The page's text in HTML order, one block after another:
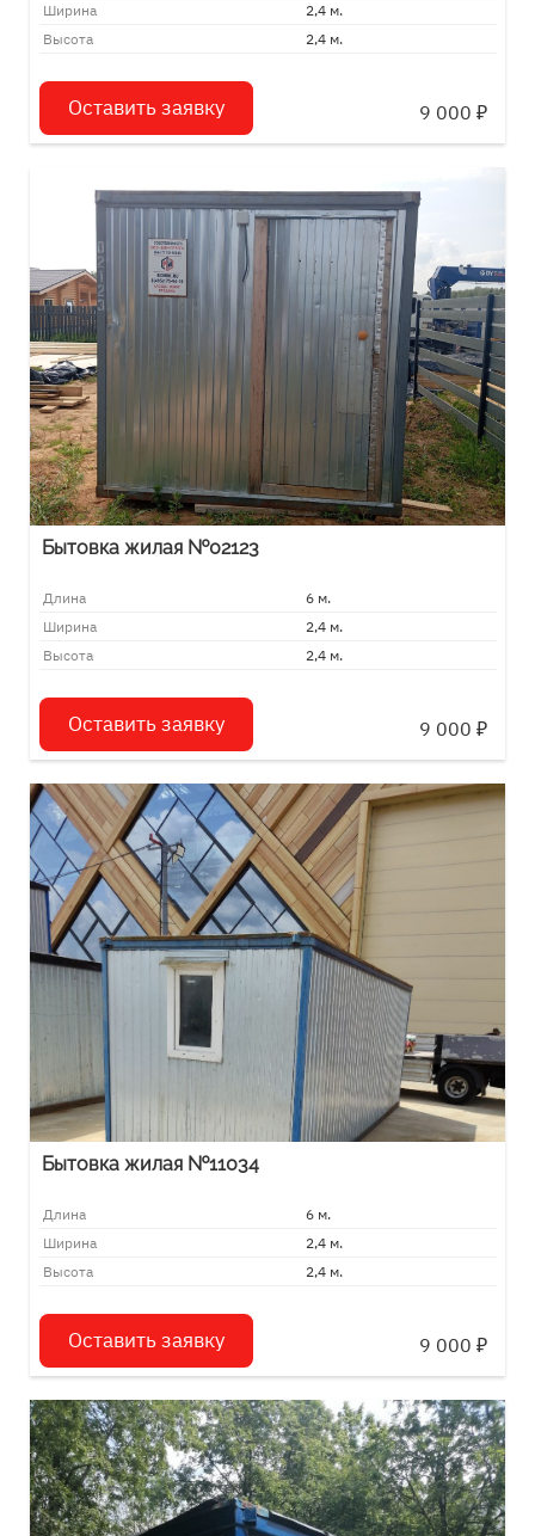
Ширина
2,4 м.
Высота
2,4 м.
Оставить заявку 9 000 ₽
Бытовка жилая №02123
Длина
6 м.
Ширина
2,4 м.
Высота
2,4 м.
Оставить заявку 9 000 ₽
Бытовка жилая №11034
Длина
6 м.
Ширина
2,4 м.
Высота
2,4 м.
Оставить заявку 9 000 ₽